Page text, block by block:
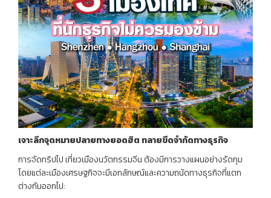
เจาะลึกจุดหมายปลายทางยอดฮิต ทลายขีดจำกัดทางธุรกิจ
การจัดทริปไป เที่ยวเมืองนวัตกรรมจีน ต้องมีการวางแผนอย่างรัดกุม
โดยแต่ละเมืองเศรษฐกิจจะมีเอกลักษณ์และความถนัดทางธุรกิจที่แตก
ต่างกันออกไป: